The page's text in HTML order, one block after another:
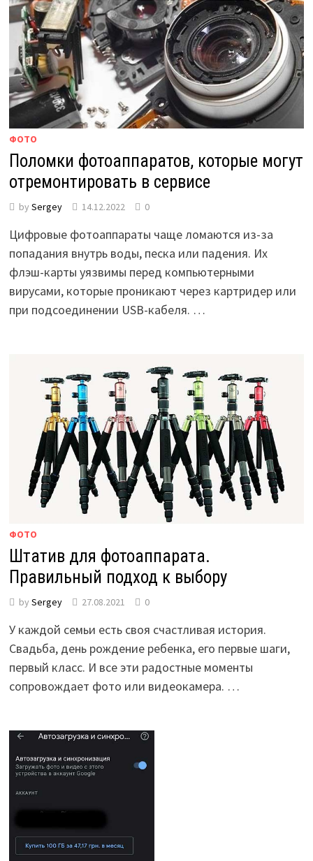
ФОТО
Поломки фотоаппаратов, которые могут
отремонтировать в сервисе
by Sergey 14.12.2022 0
Цифровые фотоаппараты чаще ломаются из-за
попадания внутрь воды, песка или падения. Их
флэш-карты уязвимы перед компьютерными
вирусами, которые проникают через картридер или
при подсоединении USB-кабеля. …
ФОТО
Штатив для фотоаппарата.
Правильный подход к выбору
by Sergey 27.08.2021 0
У каждой семьи есть своя счастливая история.
Свадьба, день рождение ребенка, его первые шаги,
первый класс. И все эти радостные моменты
сопровождает фото или видеокамера. …